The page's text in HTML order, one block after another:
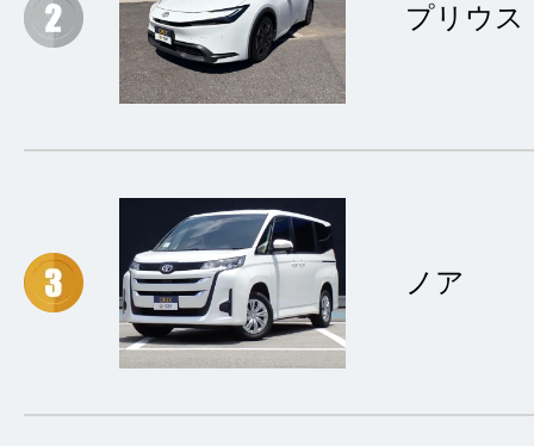
プリウス
ノア